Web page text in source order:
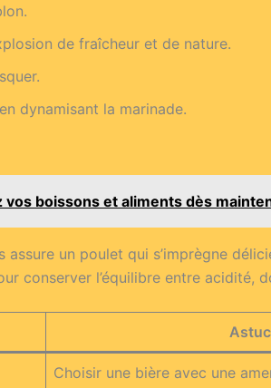
de fraîcheur et de nature.
dynamisant la marinade.
boissons et aliments dès
un poulet qui s’imprègne
conserver l’équilibre entre acidité,
Choisir une bière avec une